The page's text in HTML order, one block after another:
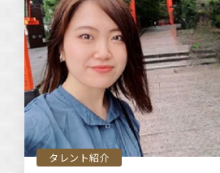
タレント紹介